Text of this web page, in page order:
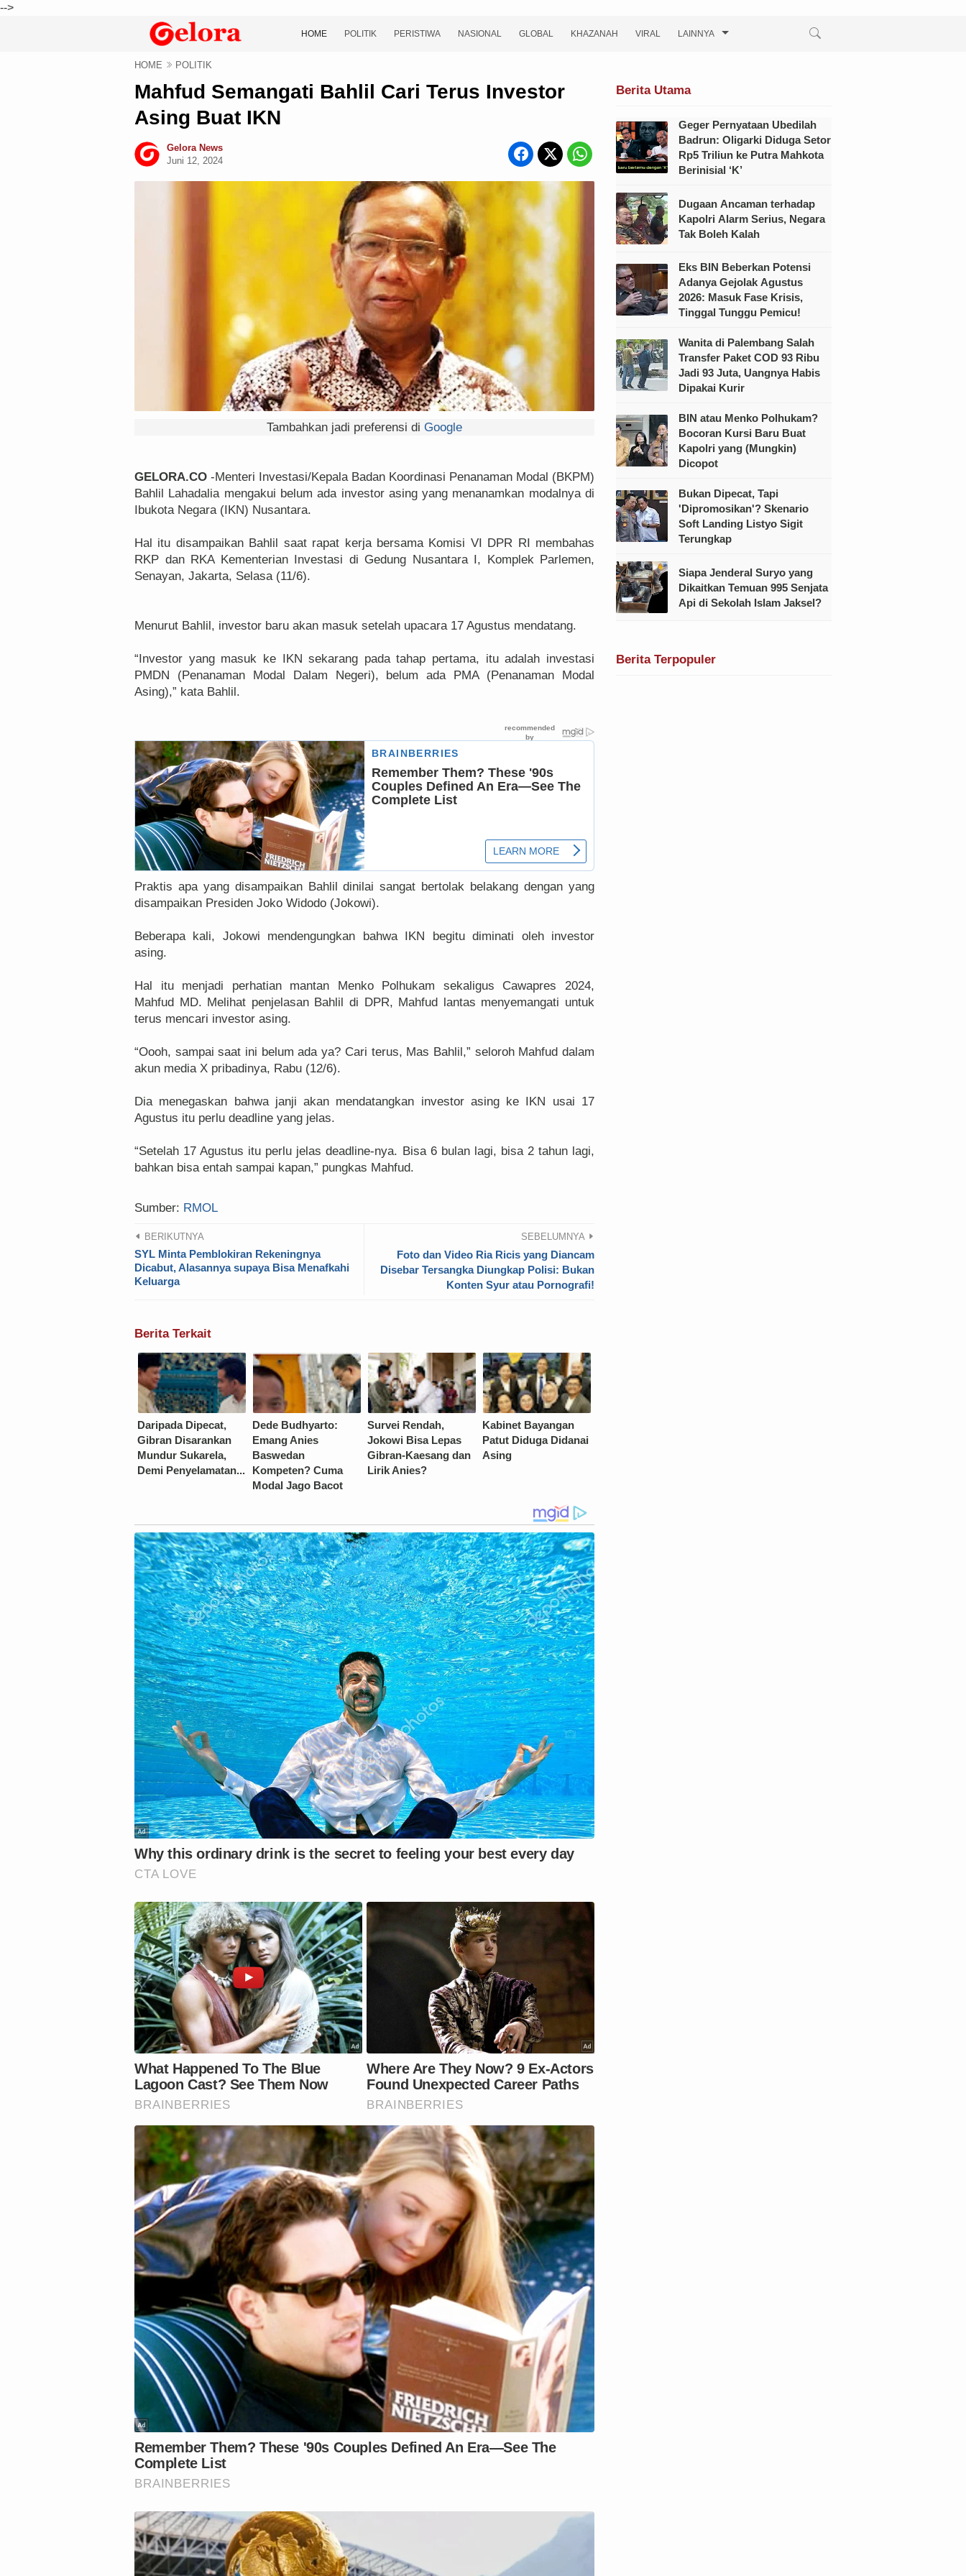
-->
HOME POLITIK PERISTIWA NASIONAL GLOBAL KHAZANAH VIRAL LAINNYA
HOME POLITIK
Mahfud Semangati Bahlil Cari Terus Investor
Asing Buat IKN
Gelora News
Juni 12, 2024
Tambahkan jadi preferensi di Google
GELORA.CO -Menteri Investasi/Kepala Badan Koordinasi Penanaman Modal (BKPM)
Bahlil Lahadalia mengakui belum ada investor asing yang menanamkan modalnya di
Ibukota Negara (IKN) Nusantara.
Hal itu disampaikan Bahlil saat rapat kerja bersama Komisi VI DPR RI membahas
RKP dan RKA Kementerian Investasi di Gedung Nusantara I, Komplek Parlemen,
Senayan, Jakarta, Selasa (11/6).
Menurut Bahlil, investor baru akan masuk setelah upacara 17 Agustus mendatang.
“Investor yang masuk ke IKN sekarang pada tahap pertama, itu adalah investasi
PMDN (Penanaman Modal Dalam Negeri), belum ada PMA (Penanaman Modal
Asing),” kata Bahlil.
Praktis apa yang disampaikan Bahlil dinilai sangat bertolak belakang dengan yang
disampaikan Presiden Joko Widodo (Jokowi).
Beberapa kali, Jokowi mendengungkan bahwa IKN begitu diminati oleh investor
asing.
Hal itu menjadi perhatian mantan Menko Polhukam sekaligus Cawapres 2024,
Mahfud MD. Melihat penjelasan Bahlil di DPR, Mahfud lantas menyemangati untuk
terus mencari investor asing.
“Oooh, sampai saat ini belum ada ya? Cari terus, Mas Bahlil,” seloroh Mahfud dalam
akun media X pribadinya, Rabu (12/6).
Dia menegaskan bahwa janji akan mendatangkan investor asing ke IKN usai 17
Agustus itu perlu deadline yang jelas.
“Setelah 17 Agustus itu perlu jelas deadline-nya. Bisa 6 bulan lagi, bisa 2 tahun lagi,
bahkan bisa entah sampai kapan,” pungkas Mahfud.
Sumber: RMOL
BERIKUTNYA
SYL Minta Pemblokiran Rekeningnya
Dicabut, Alasannya supaya Bisa Menafkahi
Keluarga
SEBELUMNYA
Foto dan Video Ria Ricis yang Diancam
Disebar Tersangka Diungkap Polisi: Bukan
Konten Syur atau Pornografi!
Berita Terkait
Daripada Dipecat,
Gibran Disarankan
Mundur Sukarela,
Demi Penyelamatan...
Dede Budhyarto:
Emang Anies
Baswedan
Kompeten? Cuma
Modal Jago Bacot
Survei Rendah,
Jokowi Bisa Lepas
Gibran-Kaesang dan
Lirik Anies?
Kabinet Bayangan
Patut Diduga Didanai
Asing
Berita Utama
Geger Pernyataan Ubedilah
Badrun: Oligarki Diduga Setor
Rp5 Triliun ke Putra Mahkota
Berinisial ‘K’
Dugaan Ancaman terhadap
Kapolri Alarm Serius, Negara
Tak Boleh Kalah
Eks BIN Beberkan Potensi
Adanya Gejolak Agustus
2026: Masuk Fase Krisis,
Tinggal Tunggu Pemicu!
Wanita di Palembang Salah
Transfer Paket COD 93 Ribu
Jadi 93 Juta, Uangnya Habis
Dipakai Kurir
BIN atau Menko Polhukam?
Bocoran Kursi Baru Buat
Kapolri yang (Mungkin)
Dicopot
Bukan Dipecat, Tapi
'Dipromosikan'? Skenario
Soft Landing Listyo Sigit
Terungkap
Siapa Jenderal Suryo yang
Dikaitkan Temuan 995 Senjata
Api di Sekolah Islam Jaksel?
Berita Terpopuler